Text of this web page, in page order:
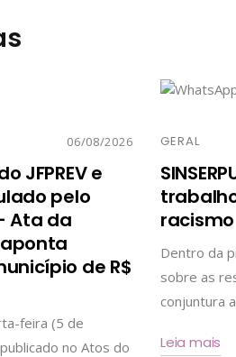
06/08/2026
JFPREV e
pelo
Ata da
de R$
feira (5 de
no Atos do
GERAL
racismo
Dentro da
sobre as
conjuntura
Leia mais